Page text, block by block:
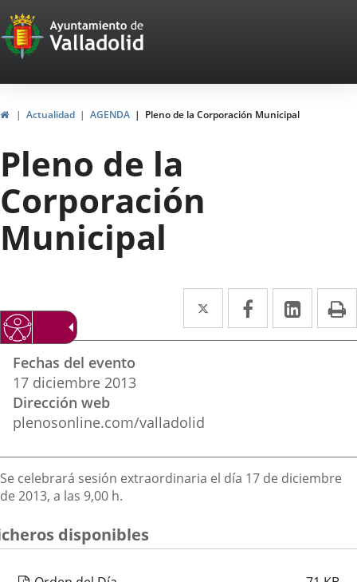
Portal
Web
del
Ayuntamiento
de
Valladolid
InicioActualidad AGENDA Pleno de la Corporación Municipal
Pleno de la
Corporación
Municipal
Twitter
Enlace
a
Facebook
Enlace
a
Enlace
a
Datos
del
evento
Fechas del evento
17 diciembre 2013
Dirección web
plenosonline.com/valladolid
Descripción
Se celebrará sesión extraordinaria el día 17 de diciembre
de 2013, a las 9,00 h.
disponibles